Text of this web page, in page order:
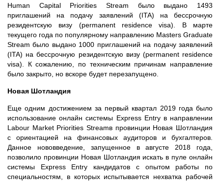
Human Capital Priorities Stream было выдано 1493
приглашений на подачу заявлений (ITA) на бессрочную
резидентскую визу (permanent residence visa). В марте
текущего года по популярному направлению Masters Graduate
Stream было выдано 1000 приглашений на подачу заявлений
(ITA) на бессрочную резидентскую визу (permanent residence
visa). К сожалению, по техническим причинам направление
было закрыто, но вскоре будет перезапущено.
Новая Шотландия
Еще одним достижением за первый квартал 2019 года было
использование онлайн системы Express Entry в направлении
Labour Market Priorities Streamв провинции Новая Шотландия
с ориентацией на финансовых аудиторов и бухгалтеров.
Данное нововведение, запущенное в августе 2018 года,
позволило провинции Новая Шотландия искать в пуле онлайн
системы Express Entry кандидатов с опытом работы по
специальностям, в которых испытывается нехватка рабочей